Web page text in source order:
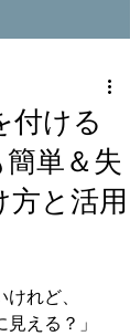
付ける
単＆失
方と活用
れど、
える？」